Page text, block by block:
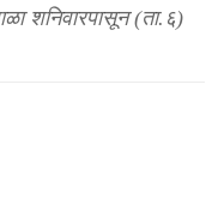
शनिवारपासून (ता.६)